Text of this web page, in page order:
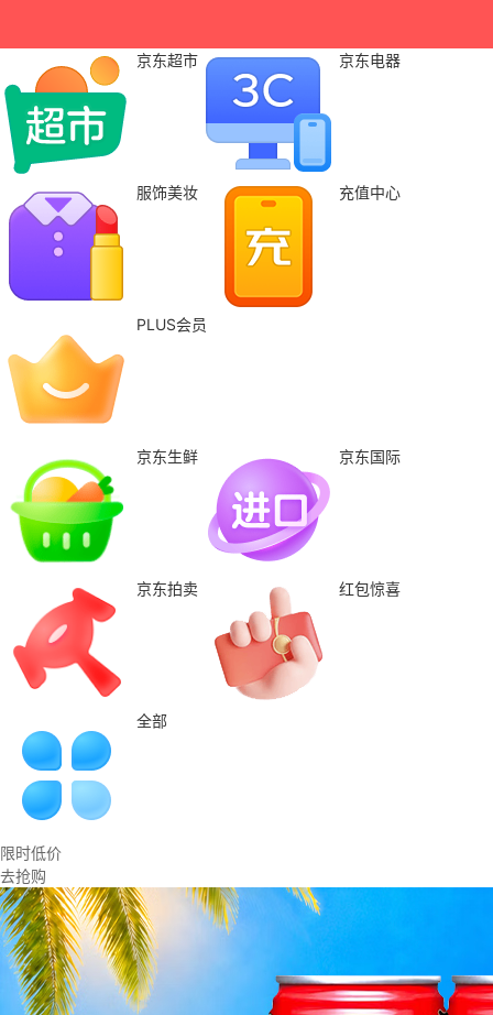
京东超市 京东电器
服饰美妆 充值中心
PLUS会员
京东生鲜 京东国际
京东拍卖 红包惊喜
全部
限时低价
去抢购